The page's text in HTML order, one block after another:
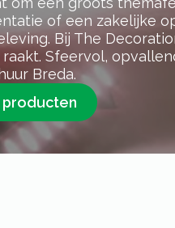
of een zakelijke
Bij The
Sfeervol,
Breda.
producten